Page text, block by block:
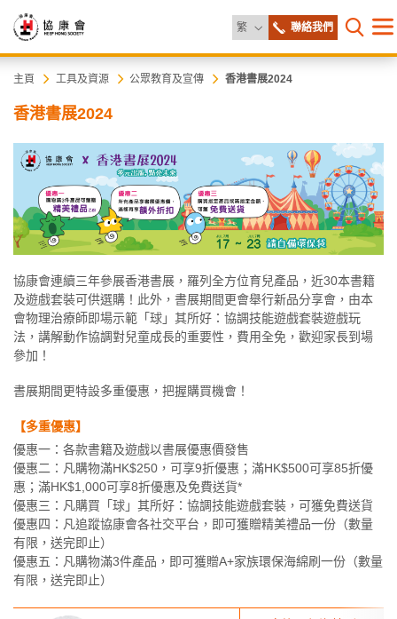
繁 更改語言聯絡我們
打開目
協
康
會
主頁 工具及資源 公眾教育及宣傳 香港書展2024
香港書展2024
協康會連續三年參展香港書展，羅列全方位育兒產品，近30本書籍
及遊戲套裝可供選購！此外，書展期間更會舉行新品分享會，由本
會物理治療師即場示範「球」其所好：協調技能遊戲套裝遊戲玩
法，講解動作協調對兒童成長的重要性，費用全免，歡迎家長到場
參加！
書展期間更特設多重優惠，把握購買機會！
【多重優惠】
優惠一：各款書籍及遊戲以書展優惠價發售
優惠二：凡購物滿HK$250，可享9折優惠；滿HK$500可享85折優
惠；滿HK$1,000可享8折優惠及免費送貨*
優惠三：凡購買「球」其所好：協調技能遊戲套裝，可獲免費送貨
優惠四：凡追蹤協康會各社交平台，即可獲贈精美禮品一份（數量
有限，送完即止）
優惠五：凡購物滿3件產品，即可獲贈A+家族環保海綿刷一份（數量
有限，送完即止）